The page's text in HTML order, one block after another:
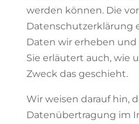
werden können. Die
Datenschutzerklärung
Daten wir erheben
Sie erläutert auch, wie
Zweck das geschieht.
Wir weisen darauf hin,
Datenübertragung im